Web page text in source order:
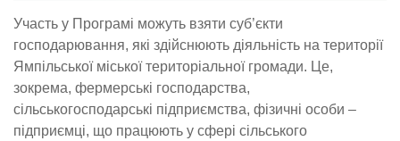
Участь у Програмі можуть взяти суб’єкти
господарювання, які здійснюють діяльність на території
Ямпільської міської територіальної громади. Це,
зокрема, фермерські господарства,
сільськогосподарські підприємства, фізичні особи –
підприємці, що працюють у сфері сільського